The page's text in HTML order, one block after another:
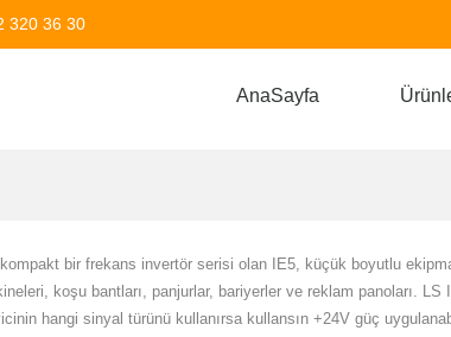
320 36 30
AnaSayfa
bir frekans invertör serisi olan IE5, küçük boyutlu
koşu bantları, panjurlar, bariyerler ve reklam panoları.
LS
hangi sinyal türünü kullanırsa kullansın +24V güç